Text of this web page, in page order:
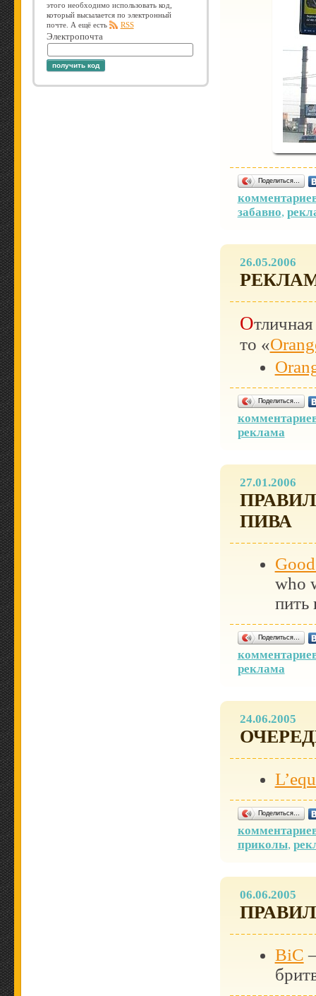
этого необходимо использовать код,
который высылается по электронный
почте. А ещё есть
RSS
Электропочта
получить код
Поделиться…
забавно,
26.05.2006
Отличная реклама Orange! Если кто не в курсе,
то «
Поделиться…
реклама
27.01.2006
ПИВА
who
пить
Поделиться…
реклама
24.06.2005
Поделиться…
приколы,
06.06.2005
BiC